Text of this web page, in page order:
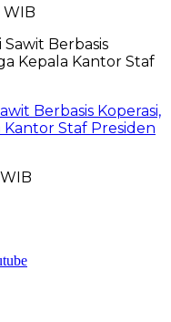
WIB
Berbasis Koperasi,
Staf Presiden